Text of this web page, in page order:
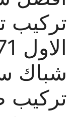
تركيب
شباك
تركيب